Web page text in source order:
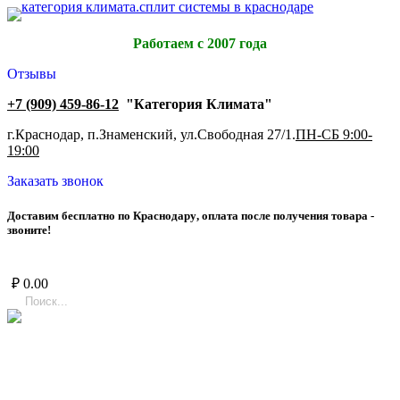
Работаем с 2007 года
Отзывы
+7 (909) 459-86-12 "Категория Климата"
г.Краснодар, п.Знаменский, ул.Свободная 27/1.ПН-СБ 9:00-
19:00
Заказать звонок
Доставим бесплатно по Краснодару, оплата после получения товара -
звоните!
₽ 0.00